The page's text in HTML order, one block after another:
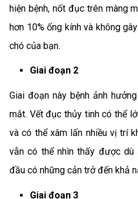
hiện bệnh, nốt đục trên màng
hơn 10% ống kính và không
chó của bạn.
Giai đoạn 2
Giai đoạn này bệnh ảnh
mắt. Vết đục thủy tinh có thể
và có thể xâm lấn nhiều vị trí
vẫn có thể nhìn thấy được
đầu có những cản trở đến khả
Giai đoạn 3